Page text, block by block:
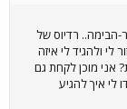
הבימה.. רדיוס של
ולהגיד לי איזה
אני מוכן לקחת גם
לי איך להגיע